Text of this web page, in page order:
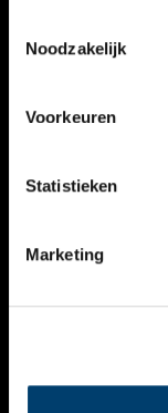
Noodzakelijk
Voorkeuren
Statistieken
Marketing
VERHALEN
KALENDER
THEMA’S
VIDEO’S
CONTACT